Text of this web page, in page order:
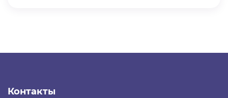
Контакты